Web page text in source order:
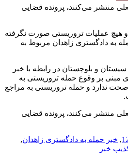
منتشر می‌کنند، پرونده قضایی
هیچ عملیات تروریستی صورت نگرفته
به دادگستری زاهدان مربوط به
و بلوچستان در رابطه با خبر
بر وقوع حمله تروریستی به
ندارد و حمله تروریستی به مراجع
منتشر می‌کنند، پرونده قضایی
, خبر حمله به دادگستری زاهدان,
خبر